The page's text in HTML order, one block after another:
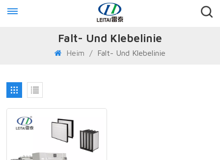
Falt- Und Klebelinie
Heim / Falt- Und Klebelinie